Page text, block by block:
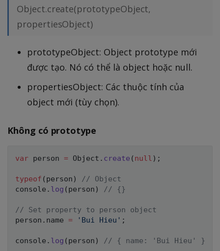
Object.create(prototypeObject,
propertiesObject)
prototypeObject: Object prototype mới
được tạo. Nó có thể là object hoặc null.
propertiesObject: Các thuộc tính của
object mới (tùy chọn).
Không có prototype
var person = Object . create ( null ) ;
typeof ( person )
// Object
console . log ( person ) // {}
// Set property to person object
person . name = 'Bui Hieu' ;
console . log ( person ) // { name: 'Bui Hieu' }